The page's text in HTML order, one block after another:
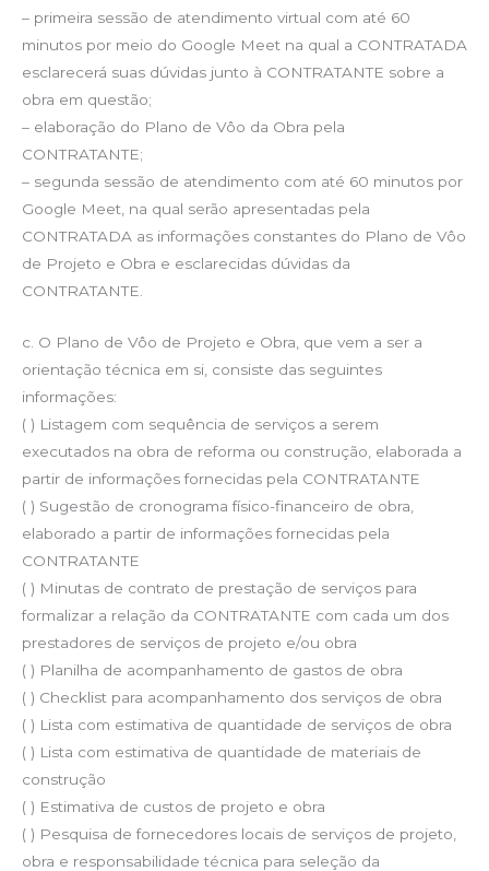
– primeira sessão de atendimento virtual com até 60
minutos por meio do Google Meet na qual a CONTRATADA
esclarecerá suas dúvidas junto à CONTRATANTE sobre a
obra em questão;
– elaboração do Plano de Vôo da Obra pela
CONTRATANTE;
– segunda sessão de atendimento com até 60 minutos por
Google Meet, na qual serão apresentadas pela
CONTRATADA as informações constantes do Plano de Vôo
de Projeto e Obra e esclarecidas dúvidas da
CONTRATANTE.
c. O Plano de Vôo de Projeto e Obra, que vem a ser a
orientação técnica em si, consiste das seguintes
informações:
( ) Listagem com sequência de serviços a serem
executados na obra de reforma ou construção, elaborada a
partir de informações fornecidas pela CONTRATANTE
( ) Sugestão de cronograma físico-financeiro de obra,
elaborado a partir de informações fornecidas pela
CONTRATANTE
( ) Minutas de contrato de prestação de serviços para
formalizar a relação da CONTRATANTE com cada um dos
prestadores de serviços de projeto e/ou obra
( ) Planilha de acompanhamento de gastos de obra
( ) Checklist para acompanhamento dos serviços de obra
( ) Lista com estimativa de quantidade de serviços de obra
( ) Lista com estimativa de quantidade de materiais de
construção
( ) Estimativa de custos de projeto e obra
( ) Pesquisa de fornecedores locais de serviços de projeto,
obra e responsabilidade técnica para seleção da